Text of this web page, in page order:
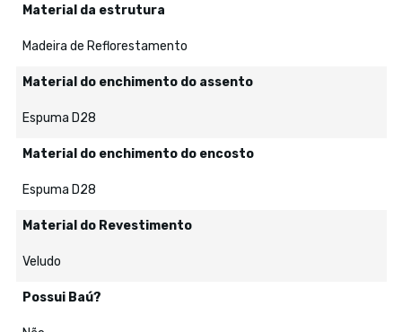
Material da estrutura
Madeira de Reflorestamento
Material do enchimento do assento
Espuma D28
Material do enchimento do encosto
Espuma D28
Material do Revestimento
Veludo
Possui Baú?